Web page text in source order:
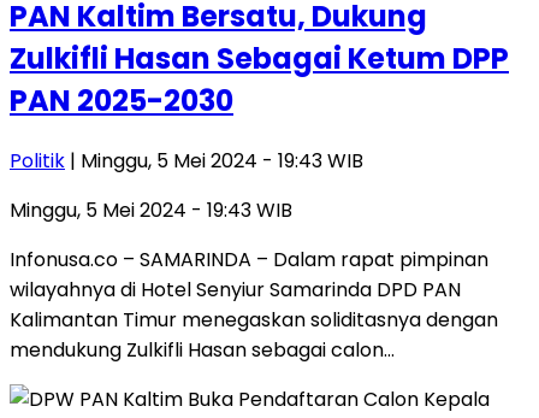
PAN Kaltim Bersatu, Dukung
Zulkifli Hasan Sebagai Ketum DPP
PAN 2025-2030
Politik | Minggu, 5 Mei 2024 - 19:43 WIB
Minggu, 5 Mei 2024 - 19:43 WIB
Infonusa.co – SAMARINDA – Dalam rapat pimpinan
wilayahnya di Hotel Senyiur Samarinda DPD PAN
Kalimantan Timur menegaskan soliditasnya dengan
mendukung Zulkifli Hasan sebagai calon…